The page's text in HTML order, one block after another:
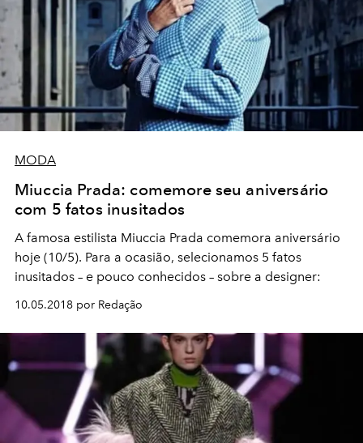
MODA
Miuccia Prada: comemore seu aniversário
com 5 fatos inusitados
A famosa estilista Miuccia Prada comemora aniversário
hoje (10/5). Para a ocasião, selecionamos 5 fatos
inusitados – e pouco conhecidos – sobre a designer:
10.05.2018 por Redação